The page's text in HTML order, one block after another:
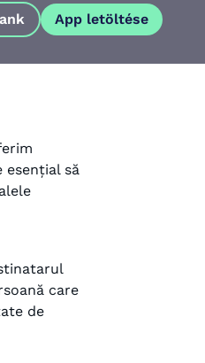
App letöltése
să
care
de